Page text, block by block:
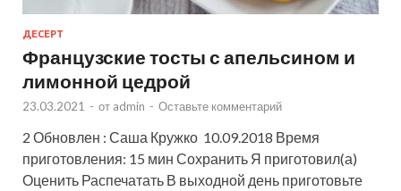
ДЕСЕРТ
Французские тосты с апельсином и
лимонной цедрой
23.03.2021 - от admin - Оставьте комментарий
2 Обновлен : Саша Кружко 10.09.2018 Время
приготовления: 15 мин Сохранить Я приготовил(а)
Оценить Распечатать В выходной день приготовьте